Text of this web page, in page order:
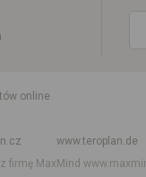
online
www.teroplan.de
firmę MaxMind